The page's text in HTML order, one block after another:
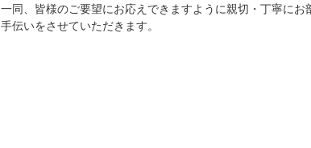
一同、皆様のご要望にお応えできますように親切・丁寧にお
手伝いをさせていただきます。